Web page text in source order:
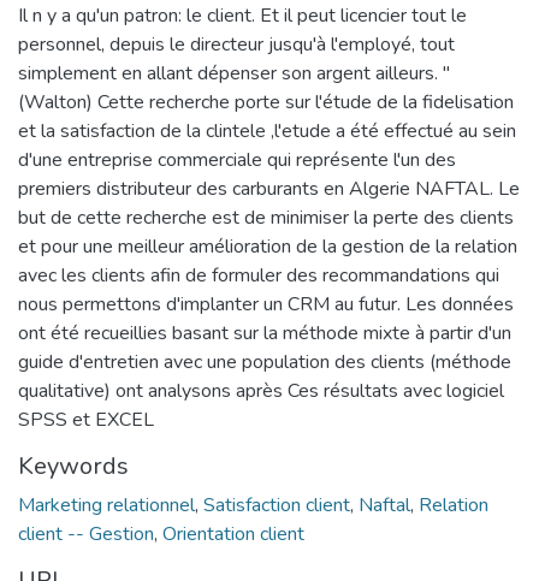
Il n y a qu'un patron: le client. Et il peut licencier tout le
personnel, depuis le directeur jusqu'à l'employé, tout
simplement en allant dépenser son argent ailleurs. "
(Walton) Cette recherche porte sur l'étude de la fidelisation
et la satisfaction de la clintele ,l'etude a été effectué au sein
d'une entreprise commerciale qui représente l'un des
premiers distributeur des carburants en Algerie NAFTAL. Le
but de cette recherche est de minimiser la perte des clients
et pour une meilleur amélioration de la gestion de la relation
avec les clients afin de formuler des recommandations qui
nous permettons d'implanter un CRM au futur. Les données
ont été recueillies basant sur la méthode mixte à partir d'un
guide d'entretien avec une population des clients (méthode
qualitative) ont analysons après Ces résultats avec logiciel
SPSS et EXCEL
Keywords
Marketing relationnel, Satisfaction client, Naftal, Relation
client -- Gestion, Orientation client